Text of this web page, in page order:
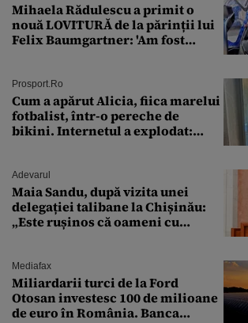
Mihaela Rădulescu a primit o
nouă LOVITURĂ de la părinții lui
Felix Baumgartner: 'Am fost
Prosport.ro
Cum a apărut Alicia, fiica marelui
fotbalist, într-o pereche de
bikini. Internetul a explodat:
Adevarul
Maia Sandu, după vizita unei
delegației talibane la Chișinău:
„Este rușinos că oameni cu
Mediafax
Miliardarii turci de la Ford
Otosan investesc 100 de milioane
de euro în România. Banca